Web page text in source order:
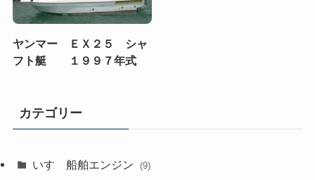
ヤンマー ＥＸ２５ シャ
フト艇 １９９７年式
カテゴリー
いすゞ船舶エンジン (9)